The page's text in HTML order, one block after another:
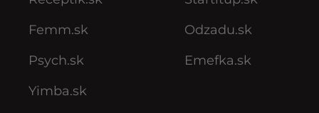
Femm.sk
Psych.sk
Yimba.sk
Odzadu.sk
Emefka.sk